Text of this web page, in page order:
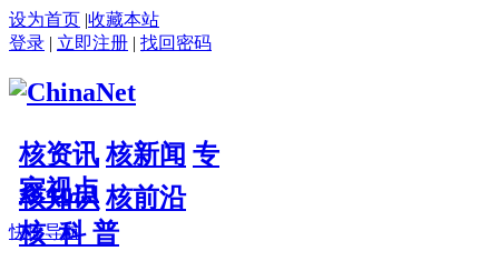
设为首页 |收藏本站
登录 | 立即注册 | 找回密码
核资讯 核新闻 专
家视点
核知识 核前沿
核 科 普
快捷导航